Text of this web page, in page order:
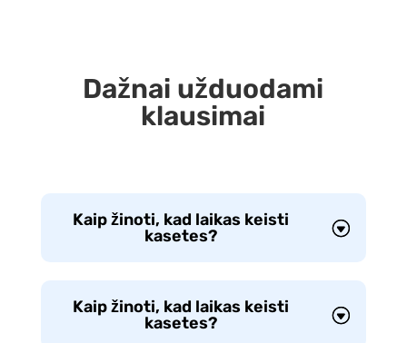
Dažnai užduodami
klausimai
Kaip žinoti, kad laikas keisti
kasetes?
Kaip žinoti, kad laikas keisti
kasetes?